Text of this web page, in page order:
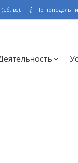
(сб, вс). По